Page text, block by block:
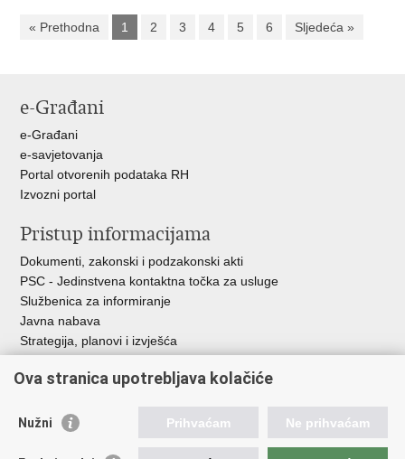
« Prethodna 1 2 3 4 5 6 Sljedeća »
e-Građani
e-Građani
e-savjetovanja
Portal otvorenih podataka RH
Izvozni portal
Pristup informacijama
Dokumenti, zakonski i podzakonski akti
PSC - Jedinstvena kontaktna točka za usluge
Službenica za informiranje
Javna nabava
Strategija, planovi i izvješća
Korisne poveznice
Ova stranica upotrebljava kolačiće
Nužni Prihvaćam Ne prihvaćam